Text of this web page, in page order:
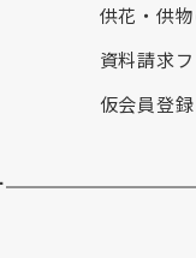
供花・供
資料請求
仮会員登